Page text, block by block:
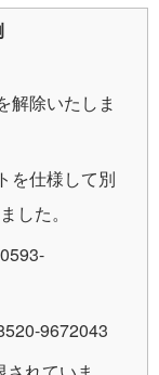
解除いたしま
を仕様して別
した。
9672043